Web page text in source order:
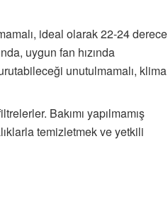
ideal olarak 22-24 derece
uygun fan hızında
unutulmamalı, klima
Bakımı yapılmamış
temizletmek ve yetkili